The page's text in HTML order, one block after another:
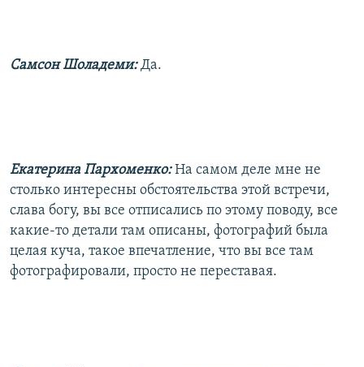
Самсон Шоладеми:Да.
Екатерина Пархоменко:На самом деле мне не
столько интересны обстоятельства этой встречи,
слава богу, вы все отписались по этому поводу, все
какие-то детали там описаны, фотографий была
целая куча, такое впечатление, что вы все там
фотографировали, просто не переставая.